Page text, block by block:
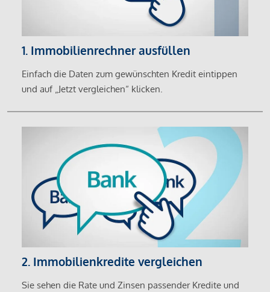
1. Immobilienrechner ausfüllen
Einfach die Daten zum gewünschten Kredit eintippen
und auf „Jetzt vergleichen“ klicken.
2. Immobilienkredite vergleichen
Sie sehen die Rate und Zinsen passender Kredite und